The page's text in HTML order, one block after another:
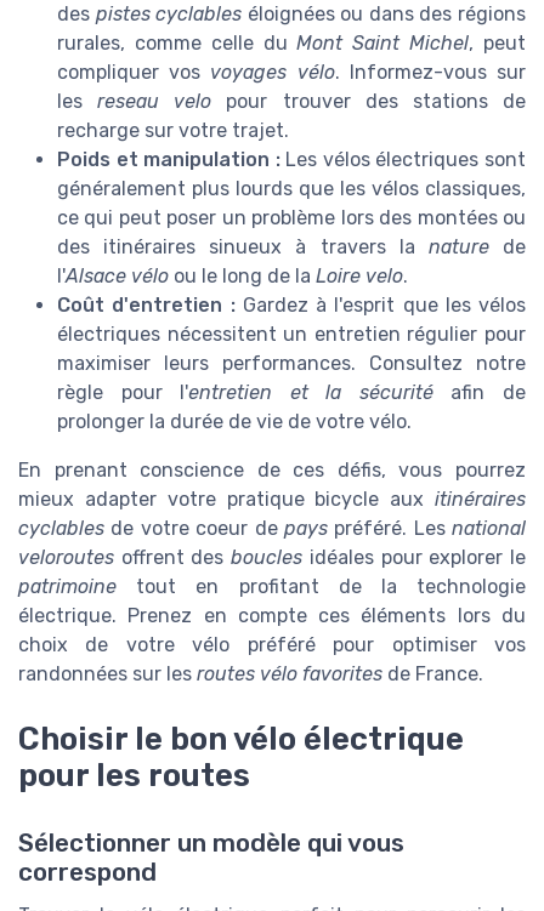
des pistes cyclables éloignées ou dans des régions
rurales, comme celle duMont Saint Michel, peut
compliquer vos voyages vélo. Informez-vous sur
lesreseau velo pour trouver des stations de
recharge sur votre trajet.
Poids et manipulation :Les vélos électriques sont
généralement plus lourds que les vélos classiques,
ce qui peut poser un problème lors des montées ou
des itinéraires sinueux à travers la naturede
l'Alsace vélo ou le long de la Loire velo.
Coût d'entretien :Gardez à l'esprit que les vélos
électriques nécessitent un entretien régulier pour
maximiser leurs performances. Consultez notre
règle pour l'entretien et la sécuritéafin de
prolonger la durée de vie de votre vélo.
En prenant conscience de ces défis, vous pourrez
mieux adapter votre pratique bicycle aux itinéraires
cyclables de votre coeur de payspréféré. Les national
veloroutes offrent desboucles idéales pour explorer le
patrimoine tout en profitant de la technologie
électrique. Prenez en compte ces éléments lors du
choix de votre vélo préféré pour optimiser vos
randonnées sur les routes vélo favorites de France.
Choisir le bon vélo électrique
pour les routes
Sélectionner un modèle qui vous
correspond